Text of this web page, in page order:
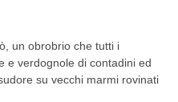
un obrobrio che tutti i
e verdognole di contadini ed
su vecchi marmi rovinati